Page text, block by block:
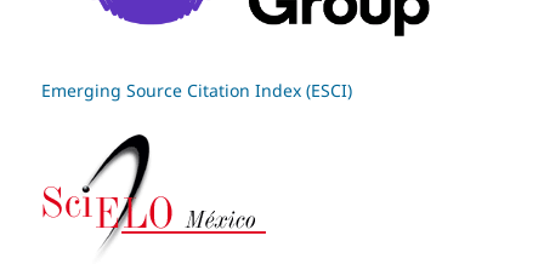
Emerging Source Citation Index (ESCI)